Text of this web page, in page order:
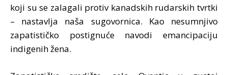
koji su se zalagali protiv kanadskih rudarskih tvrtki
– nastavlja naša sugovornica. Kao nesumnjivo
zapatističko postignuće navodi emancipaciju
indigenih žena.